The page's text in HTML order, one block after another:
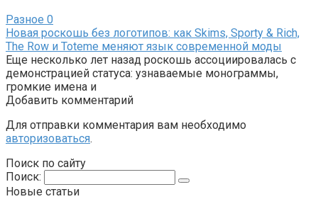
Разное 0
Новая роскошь без логотипов: как Skims, Sporty & Rich,
The Row и Toteme меняют язык современной моды
Еще несколько лет назад роскошь ассоциировалась с
демонстрацией статуса: узнаваемые монограммы,
громкие имена и
Добавить комментарий
Для отправки комментария вам необходимо
авторизоваться.
Поиск по сайту
Поиск:
Новые статьи